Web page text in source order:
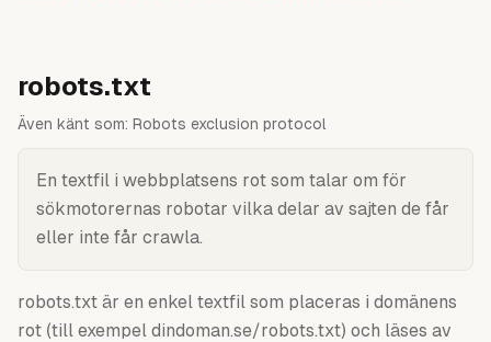
robots.txt
Även känt som: Robots exclusion protocol
En textfil i webbplatsens rot som talar om för
sökmotorernas robotar vilka delar av sajten de får
eller inte får crawla.
robots.txt är en enkel textfil som placeras i domänens
rot (till exempel dindoman.se/robots.txt) och läses av